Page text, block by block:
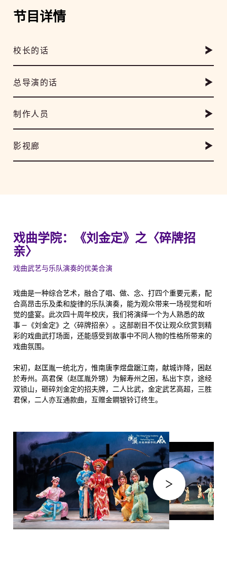
节目详情
校长的话
总导演的话
制作人员
影视廊
戏曲学院：《刘金定》之〈碎牌招
亲〉
戏曲武艺与乐队演奏的优美合演
戏曲是一种综合艺术，融合了唱、做、念、打四个重要元素，配
合高昂击乐及柔和旋律的乐队演奏，能为观众带来一场视觉和听
觉的盛宴。此次四十周年校庆，我们将演绎一个为人熟悉的故
事 —《刘金定》之〈碎牌招亲〉。这部剧目不仅让观众欣赏到精
彩的戏曲武打场面，还能感受到故事中不同人物的性格所带来的
戏曲氛围。
宋初，赵匡胤一统北方，惟南唐李煜盘踞江南，献城诈降，困赵
於寿州。高君保（赵匡胤外甥）为解寿州之困，私出卞京，途经
双锁山，砸碎刘金定的招夫牌，二人比武，金定武艺高超，三胜
君保，二人亦互通款曲，互赠金鐧银铃订终生。